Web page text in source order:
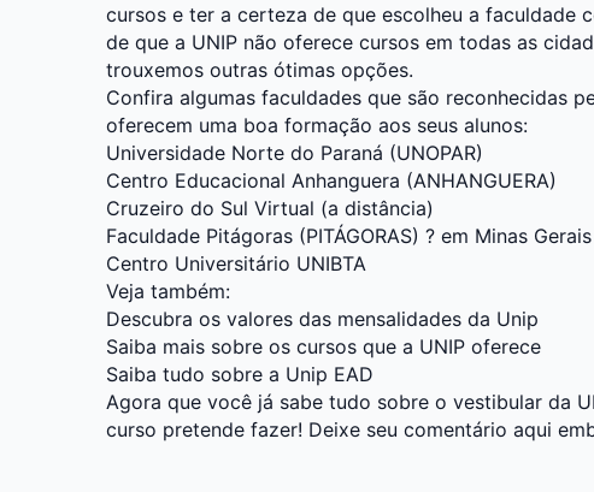
cursos e ter a certeza de que escolheu a faculdade
de que a UNIP não oferece cursos em todas as
trouxemos outras ótimas opções.
Confira algumas faculdades que são reconhecidas
oferecem uma boa formação aos seus alunos:
Universidade Norte do Paraná (UNOPAR)
Centro Educacional Anhanguera (ANHANGUERA)
Cruzeiro do Sul Virtual (a distância)
Faculdade Pitágoras (PITÁGORAS) ? em Minas Gerais
Centro Universitário UNIBTA
Veja também:
Descubra os valores das mensalidades da Unip
Saiba mais sobre os cursos que a UNIP oferece
Saiba tudo sobre a Unip EAD
Agora que você já sabe tudo sobre o vestibular da
curso pretende fazer! Deixe seu comentário aqui